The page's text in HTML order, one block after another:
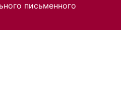
письменного